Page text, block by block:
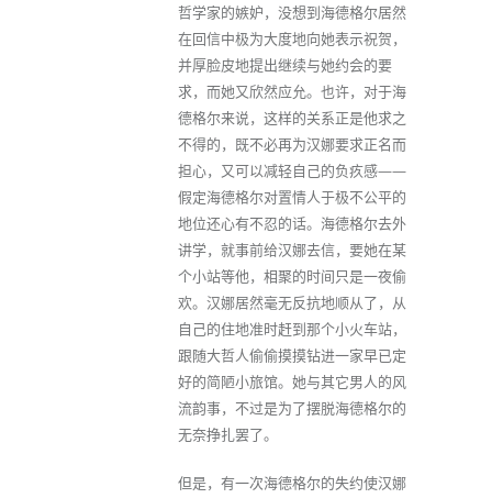
哲学家的嫉妒，没想到海德格尔居然
在回信中极为大度地向她表示祝贺，
并厚脸皮地提出继续与她约会的要
求，而她又欣然应允。也许，对于海
德格尔来说，这样的关系正是他求之
不得的，既不必再为汉娜要求正名而
担心，又可以减轻自己的负疚感——
假定海德格尔对置情人于极不公平的
地位还心有不忍的话。海德格尔去外
讲学，就事前给汉娜去信，要她在某
个小站等他，相聚的时间只是一夜偷
欢。汉娜居然毫无反抗地顺从了，从
自己的住地准时赶到那个小火车站，
跟随大哲人偷偷摸摸钻进一家早已定
好的简陋小旅馆。她与其它男人的风
流韵事，不过是为了摆脱海德格尔的
无奈挣扎罢了。
但是，有一次海德格尔的失约使汉娜